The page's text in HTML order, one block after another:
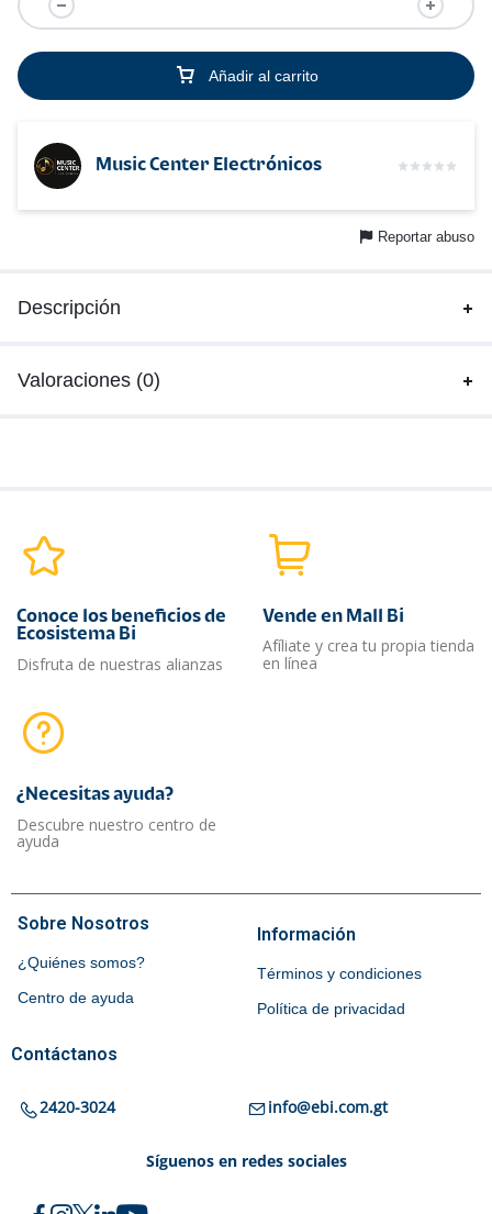
Añadir al carrito
Music Center Electrónicos
Reportar abuso
Descripción
Valoraciones (0)
Conoce los beneficios de
Ecosistema Bi
Disfruta de nuestras alianzas
Vende en Mall Bi
Afíliate y crea tu propia tienda
en línea
¿Necesitas ayuda?​
Descubre nuestro centro de
ayuda
Sobre Nosotros
¿Quiénes somos?
Centro de ayuda
Información
Términos y condiciones
Política de privacidad
Contáctanos
2420-3024 info@ebi.com.gt
Síguenos en redes sociales